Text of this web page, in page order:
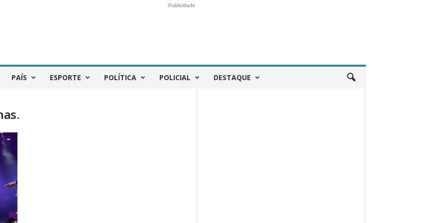
Publicidade
PAÍS ESPORTE POLÍTICA POLICIAL DESTAQUE